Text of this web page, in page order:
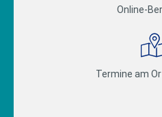
Online-
Termine am